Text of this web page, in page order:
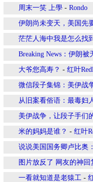
周末一笑 上學 - Rondo
伊朗尚未变天，美国先
茫茫人海中我是怎么找
Breaking News：伊朗被
大爷您高寿？ - 红叶
微信段子集锦：美伊战
从旧案看俗语：最毒妇
美伊战争，让段子手们
米的妈妈是谁？ - 红叶
说说美国国务卿卢比奥
图片放反了 网友的神回
一看就知道是老猿工 -